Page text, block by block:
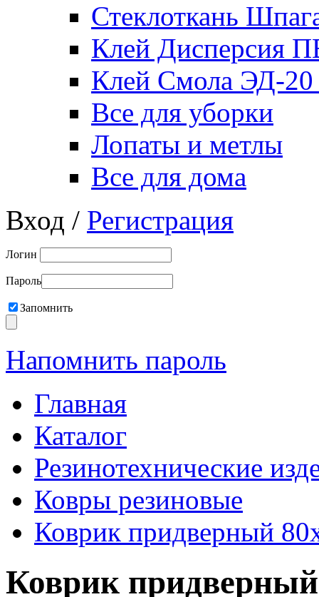
Стеклоткань
Клей Дисперсия
Клей Смола ЭД-20
Все для уборки
Лопаты и метлы
Все для дома
Вход / Регистрация
Логин
Пароль
Запомнить
Напомнить пароль
Главная
Каталог
Резинотехнические
Ковры резиновые
Коврик придверный
Коврик